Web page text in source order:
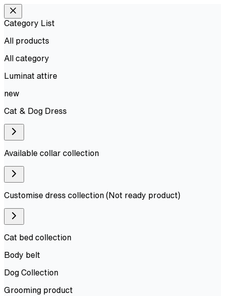
Category List
All products
All category
Luminat attire
new
Cat & Dog Dress
Available collar collection
Customise dress collection (Not ready product)
Cat bed collection
Body belt
Dog Collection
Grooming product